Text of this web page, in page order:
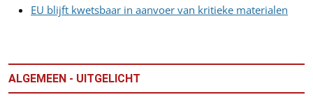
EU blijft kwetsbaar in aanvoer van kritieke materialen
ALGEMEEN - UITGELICHT